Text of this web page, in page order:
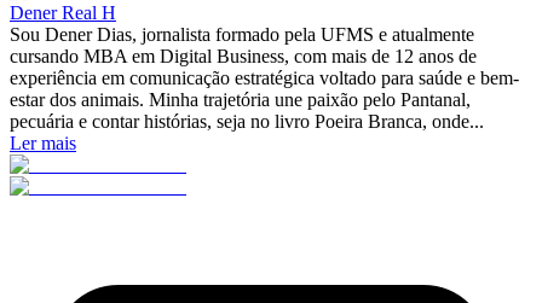
Dener Real H
Sou Dener Dias, jornalista formado pela UFMS e atualmente
cursando MBA em Digital Business, com mais de 12 anos de
experiência em comunicação estratégica voltado para saúde e bem-
estar dos animais. Minha trajetória une paixão pelo Pantanal,
pecuária e contar histórias, seja no livro Poeira Branca, onde...
Ler mais